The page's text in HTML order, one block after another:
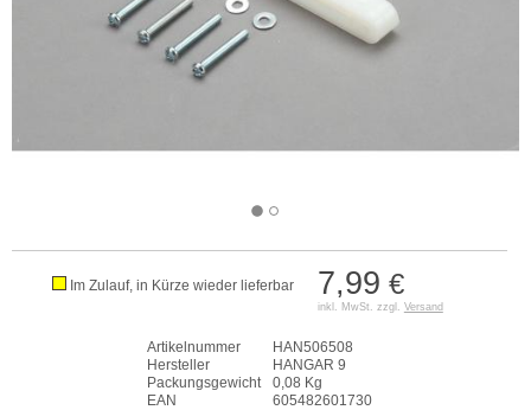
7,99 €
inkl. MwSt. zzgl. Versand
Im Zulauf, in Kürze wieder lieferbar
Artikelnummer
HAN506508
Hersteller
HANGAR 9
Packungsgewicht
0,08 Kg
EAN
605482601730